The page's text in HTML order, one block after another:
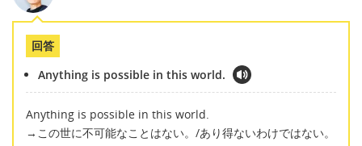
回答
Anything is possible in this world.
Anything is possible in this world.
→この世に不可能なことはない。/あり得ないわけではない。